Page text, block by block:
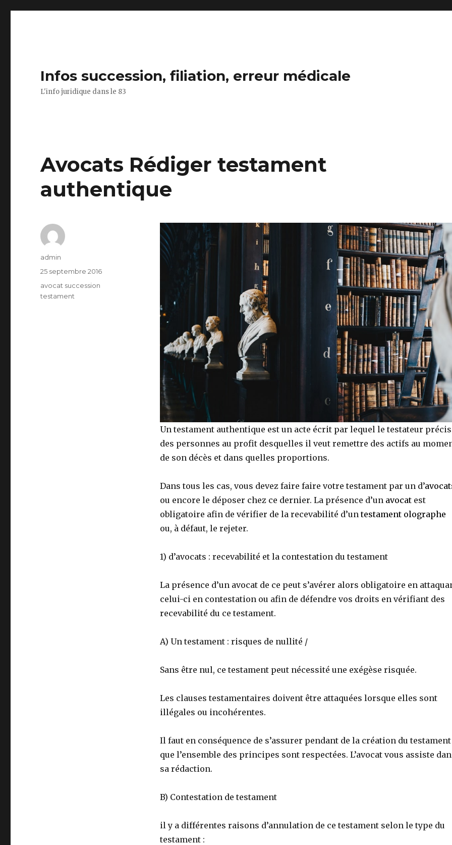
Infos succession, filiation, erreur médicale
L'info juridique dans le 83
Avocats Rédiger testament
authentique
Un testament authentique est un acte écrit par lequel le testateur
des personnes au profit desquelles il veut remettre des actifs au
de son décès et dans quelles proportions.
Dans tous les cas, vous devez faire faire votre testament par un d’
ou encore le déposer chez ce dernier. La présence d’un avocatest
obligatoire afin de vérifier de la recevabilité d’untestament olographe
ou, à défaut, le rejeter.
1) d’avocats : recevabilité et la contestation du testament
La présence d’un avocat de ce peut s’avérer alors obligatoire en
celui-ci en contestation ou afin de défendre vos droits en vérifiant des
recevabilité du ce testament.
A) Un testament : risques de nullité /
Sans être nul, ce testament peut nécessité une exégèse risquée.
Les clauses testamentaires doivent être attaquées lorsque elles sont
illégales ou incohérentes.
Il faut en conséquence de s’assurer pendant de la création du testament
que l’ensemble des principes sont respectées. L’avocat vous assiste
sa rédaction.
B) Contestation de testament
il y a différentes raisons d’annulation de ce testament selon le type du
testament :
Auteur
admin
Publié
25 septembre 2016
Catégories
avocat succession
testament